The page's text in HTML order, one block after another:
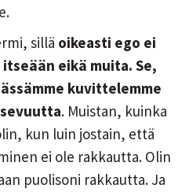
sillä oikeasti ego ei
itseään eikä muita. Se,
kuvittelemme
. Muistan, kuinka
kun luin jostain, että
ei ole rakkautta. Olin
puolisoni rakkautta. Ja